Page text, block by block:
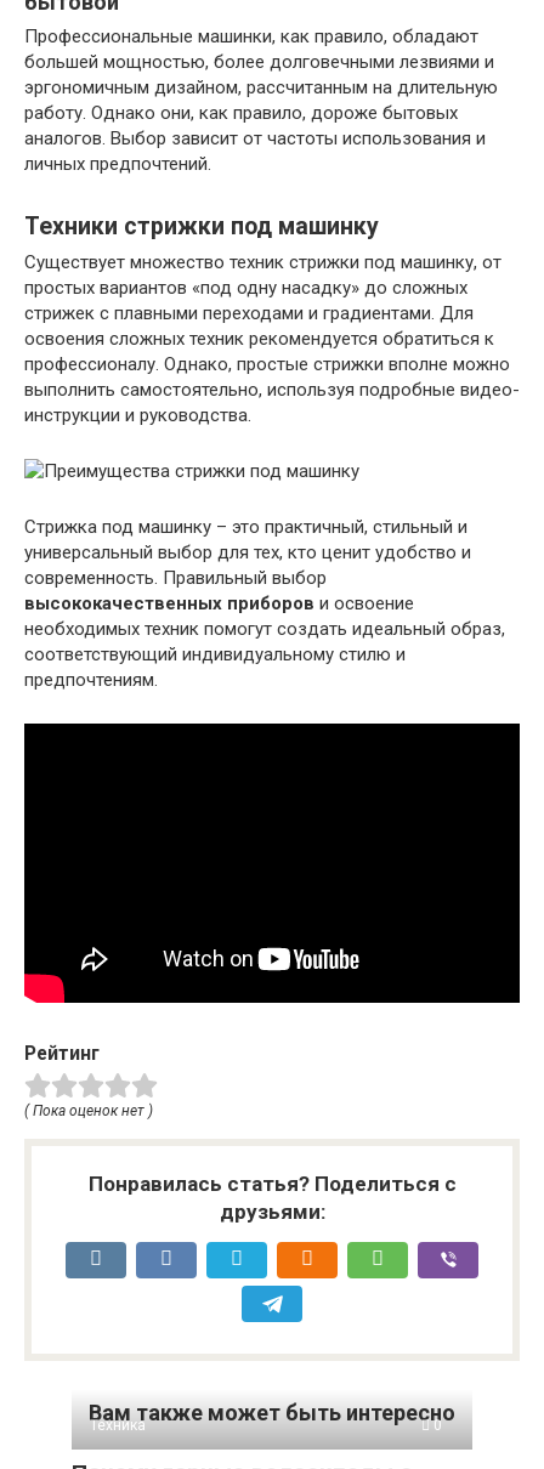
Профессиональные машинки, как правило, обладают
большей мощностью, более долговечными лезвиями и
эргономичным дизайном, рассчитанным на длительную
работу. Однако они, как правило, дороже бытовых
аналогов. Выбор зависит от частоты использования и
личных предпочтений.
Техники стрижки под машинку
Существует множество техник стрижки под машинку, от
простых вариантов «под одну насадку» до сложных
стрижек с плавными переходами и градиентами. Для
освоения сложных техник рекомендуется обратиться к
профессионалу. Однако, простые стрижки вполне можно
выполнить самостоятельно, используя подробные видео-
инструкции и руководства.
Стрижка под машинку – это практичный, стильный и
универсальный выбор для тех, кто ценит удобство и
современность. Правильный выбор
высококачественных приборов и освоение
необходимых техник помогут создать идеальный образ,
соответствующий индивидуальному стилю и
предпочтениям.
Рейтинг
( Пока оценок нет )
Понравилась статья? Поделиться с
друзьями:
Вам также может быть интересно
Техника 0